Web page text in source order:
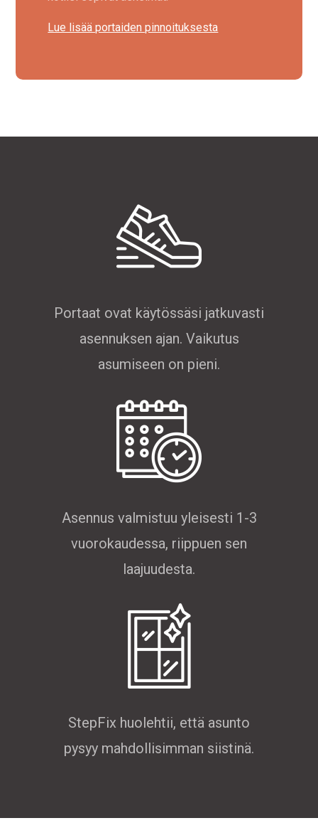
Lue lisää portaiden pinnoituksesta
Portaat ovat käytössäsi jatkuvasti
asennuksen ajan. Vaikutus
asumiseen on pieni.
Asennus valmistuu yleisesti 1-3
vuorokaudessa, riippuen sen
laajuudesta.
StepFix huolehtii, että asunto
pysyy mahdollisimman siistinä.